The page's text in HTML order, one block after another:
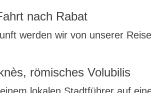
nach Rabat
werden wir von unserer
römisches Volubilis